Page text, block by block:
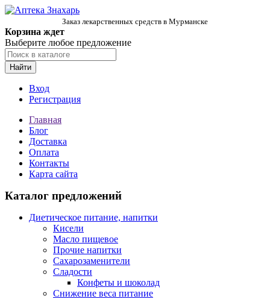
Заказ лекарственных средств в Мурманске
Корзина ждет
Выберите любое предложение
Найти
Вход
Регистрация
Главная
Блог
Доставка
Оплата
Контакты
Карта сайта
Каталог предложений
Диетическое питание, напитки
Кисели
Масло пищевое
Прочие напитки
Сахарозаменители
Сладости
Конфеты и шоколад
Снижение веса питание